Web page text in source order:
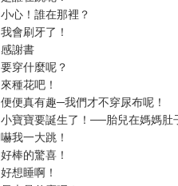
小心！誰在那裡？
我會刷牙了！
感謝書
要穿什麼呢？
來種花吧！
便便真有趣─我們才不穿尿布呢！
小寶寶要誕生了！──胎兒在媽媽肚
嚇我一大跳！
好棒的驚喜！
好想睡啊！